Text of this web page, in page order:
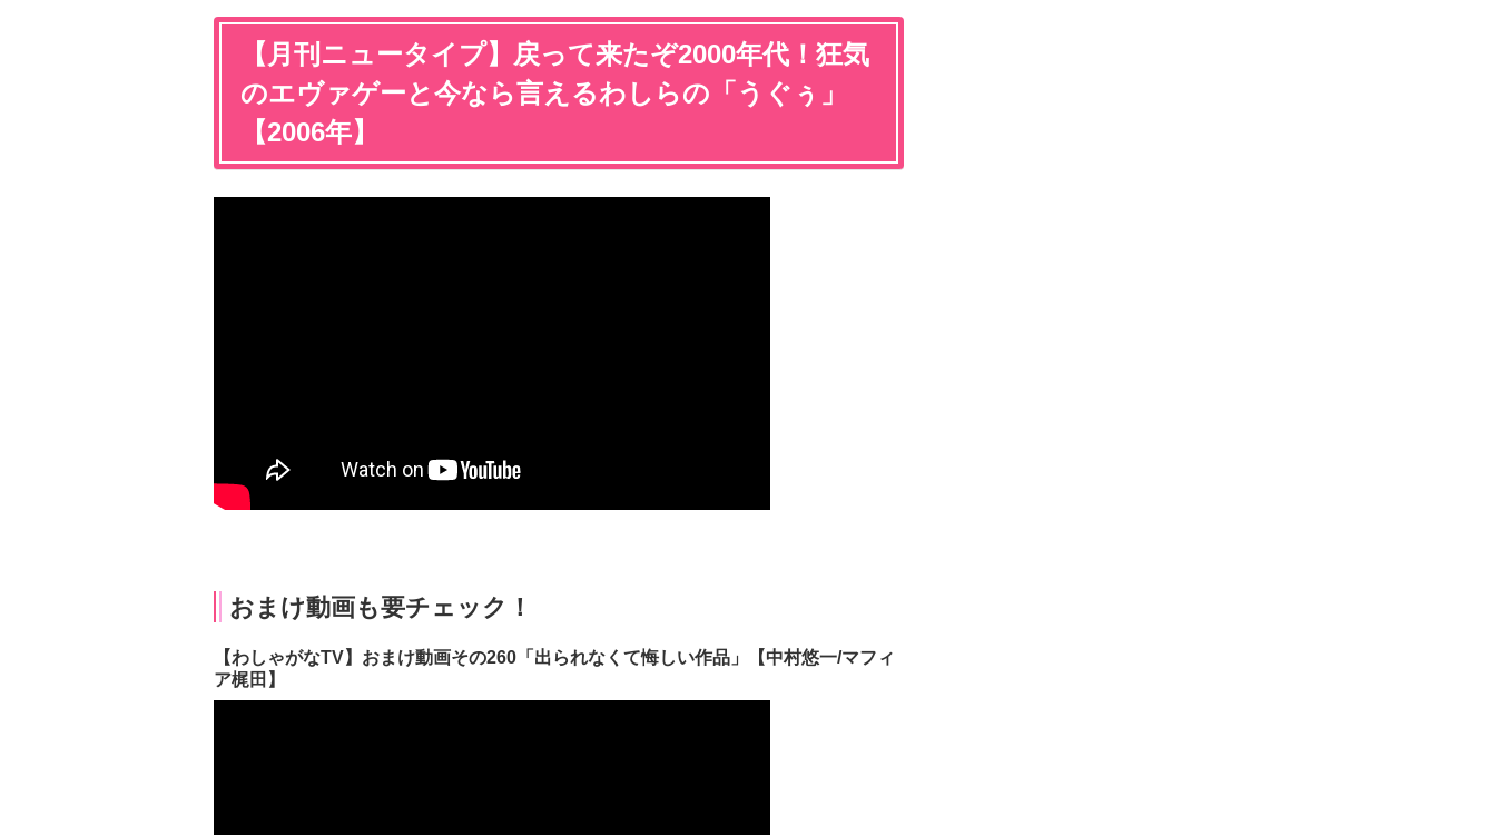
【月刊ニュータイプ】戻って来たぞ2000年代！狂気
のエヴァゲーと今なら言えるわしらの「うぐぅ」
【2006年】
おまけ動画も要チェック！
【わしゃがなTV】おまけ動画その260「出られなくて悔しい作品」【中村悠一/マフィ
ア梶田】